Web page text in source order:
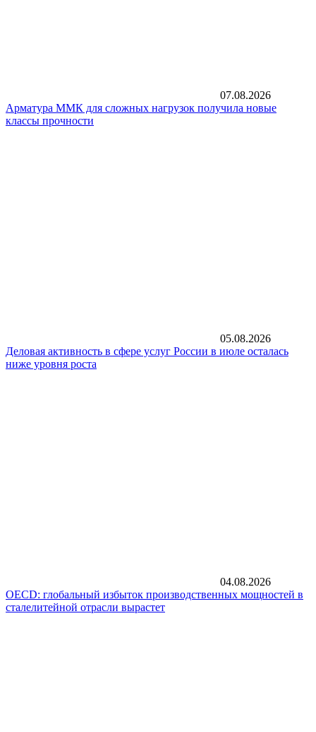
07.08.2026
Арматура ММК для сложных нагрузок получила новые
классы прочности
05.08.2026
Деловая активность в сфере услуг России в июле осталась
ниже уровня роста
04.08.2026
OECD: глобальный избыток производственных мощностей в
сталелитейной отрасли вырастет